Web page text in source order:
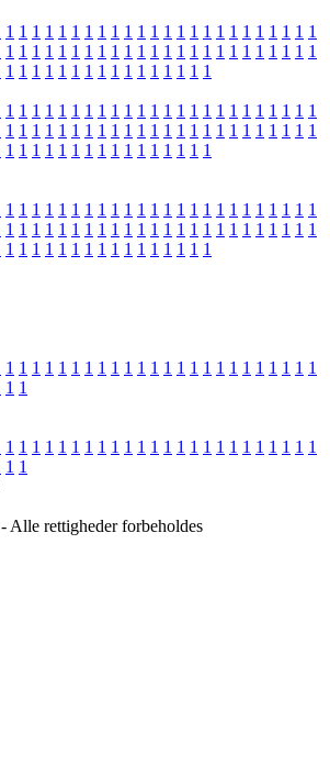
1 1 1 1 1 1 1 1 1 1 1 1 1 1 1 1 1 1 1 1 1 1 1 1
1 1 1 1 1 1 1 1 1 1 1 1 1 1 1 1 1 1 1 1 1 1 1 1
1 1 1 1 1 1 1 1 1 1 1 1 1 1 1 1
1 1 1 1 1 1 1 1 1 1 1 1 1 1 1 1 1 1 1 1 1 1 1 1
1 1 1 1 1 1 1 1 1 1 1 1 1 1 1 1 1 1 1 1 1 1 1 1
1 1 1 1 1 1 1 1 1 1 1 1 1 1 1 1
1 1 1 1 1 1 1 1 1 1 1 1 1 1 1 1 1 1 1 1 1 1 1 1
1 1 1 1 1 1 1 1 1 1 1 1 1 1 1 1 1 1 1 1 1 1 1 1
1 1 1 1 1 1 1 1 1 1 1 1 1 1 1 1
1 1 1 1 1 1 1 1 1 1 1 1 1 1 1 1 1 1 1 1 1 1 1 1
1 1
1 1 1 1 1 1 1 1 1 1 1 1 1 1 1 1 1 1 1 1 1 1 1 1
1 1
- Alle rettigheder forbeholdes